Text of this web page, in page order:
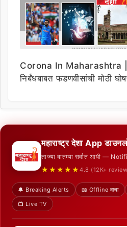
Corona In Maharashtra |
निर्बंधबाबत फडणवीसांची मोठी
महाराष्ट्र देशा App
ताज्या बातम्या सर्वात आधी —
★★★★★ 4.8 (12K+
🔔 Breaking Alerts 📖 Offline वाचा
📺 Live TV